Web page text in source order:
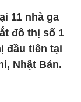
11 nhà ga
đô thị số 1
đầu tiên tại
Nhật Bản.